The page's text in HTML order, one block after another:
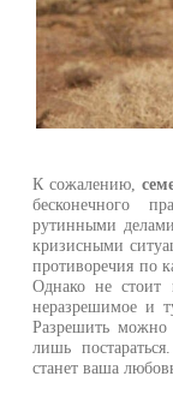
К сожалению,
бесконечного
рутинными
кризисными
противоречия по
Однако не стоит
неразрешимое и
Разрешить
лишь
станет ваша